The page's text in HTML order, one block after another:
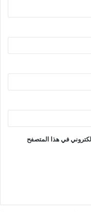
في هذا المتصفح